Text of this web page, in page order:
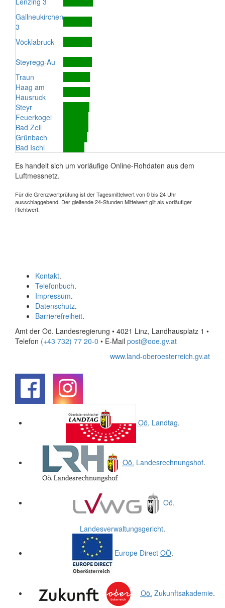
Gallneukirchen
3
Vöcklabruck
Steyregg-Au
Traun
Haag am
Hausruck
Steyr
Feuerkogel
Bad Zell
Grünbach
Bad Ischl
Es handelt sich um vorläufige Online-Rohdaten aus dem
Luftmessnetz.
Für die Grenzwertprüfung ist der Tagesmittelwert von 0 bis 24 Uhr
ausschlaggebend. Der gleitende 24-Stunden Mittelwert gilt als vorläufiger
Richtwert.
Kontakt.
Telefonbuch.
Impressum.
Datenschutz.
Barrierefreiheit.
Amt der Oö. Landesregierung • 4021 Linz, Landhausplatz 1 •
Telefon (+43 732) 77 20-0 • E-Mail post@ooe.gv.at
www.land-oberoesterreich.gv.at
Oö. Landtag.
Oö. Landesrechnungshof.
Oö.
Landesverwaltungsgericht.
Europe Direct OÖ.
Oö. Zukunftsakademie.